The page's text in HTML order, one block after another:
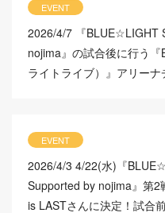
EVENT
2026/4/7 『BLUE☆LIGHT
nojima』の試合後に行う
ライトライブ）』アリー
EVENT
2026/4/3 4/22(水)『
Supported by nojima』第2
is LASTさんに決定！試合